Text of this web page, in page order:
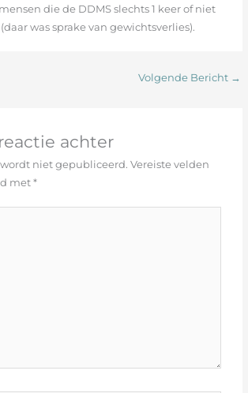
die de DDMS slechts 1 keer of niet
was sprake van gewichtsverlies).
Volgende Bericht →
achter
niet gepubliceerd. Vereiste velden
met*